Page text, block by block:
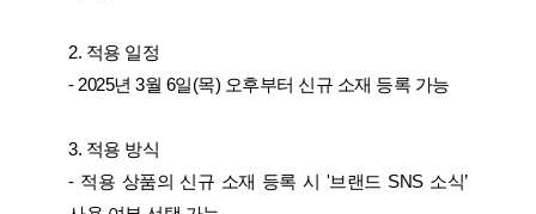
2. 적용 일정
- 2025년 3월 6일(목) 오후부터 신규 소재 등록 가능
3. 적용 방식
- 적용 상품의 신규 소재 등록 시 '브랜드 SNS 소식’